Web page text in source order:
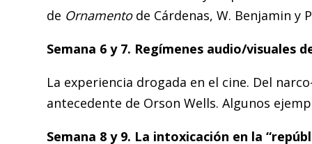
de Ornamentode Cárdenas, W. Benjamin y
Semana 6 y 7. Regímenes audio/visuales
La experiencia drogada en el cine. Del
antecedente de Orson Wells. Algunos
Semana 8 y 9. La intoxicación en la